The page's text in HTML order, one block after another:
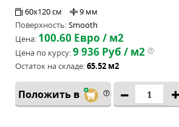
60x120 см
9 мм
Поверхность:Smooth
Цена: 100.60 Евро / м2
Цена по курсу:9 936 Руб / м2
Остаток на складе:65.52 м2
Положить в